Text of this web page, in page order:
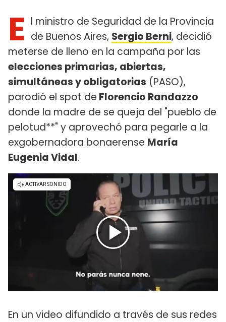
E l ministro de Seguridad de la Provincia
de Buenos Aires, Sergio Berni, decidió
meterse de lleno en la campaña por las
elecciones primarias, abiertas,
simultáneas y obligatorias (PASO),
parodió el spot de Florencio Randazzo
donde la madre de se queja del "pueblo de
pelotud**" y aprovechó para pegarle a la
exgobernadora bonaerense María
Eugenia Vidal.
En un video difundido a través de sus redes